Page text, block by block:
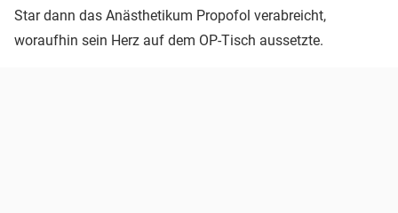
Star dann das Anästhetikum Propofol verabreicht,
woraufhin sein Herz auf dem OP-Tisch aussetzte.